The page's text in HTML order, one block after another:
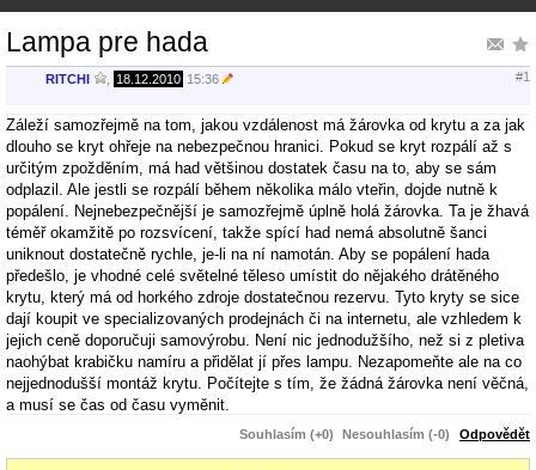
Lampa pre hada
RITCHI 18.12.2010 15:36 #1
Záleží samozřejmě na tom, jakou vzdálenost má žárovka od krytu a za jak
dlouho se kryt ohřeje na nebezpečnou hranici. Pokud se kryt rozpálí až s
určitým zpožděním, má had většinou dostatek času na to, aby se sám
odplazil. Ale jestli se rozpálí během několika málo vteřin, dojde nutně k
popálení. Nejnebezpečnější je samozřejmě úplně holá žárovka. Ta je žhavá
téměř okamžitě po rozsvícení, takže spící had nemá absolutně šanci
uniknout dostatečně rychle, je-li na ní namotán. Aby se popálení hada
předešlo, je vhodné celé světelné těleso umístit do nějakého drátěného
krytu, který má od horkého zdroje dostatečnou rezervu. Tyto kryty se sice
dají koupit ve specializovaných prodejnách či na internetu, ale vzhledem k
jejich ceně doporučuji samovýrobu. Není nic jednodužšího, než si z pletiva
naohýbat krabičku namíru a přidělat jí přes lampu. Nezapomeňte ale na co
nejjednodušší montáž krytu. Počítejte s tím, že žádná žárovka není věčná,
a musí se čas od času vyměnit.
Souhlasím (+0) Nesouhlasím (-0) Odpovědět